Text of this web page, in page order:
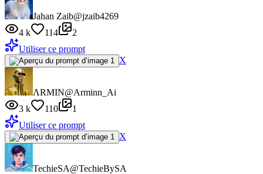
Jahan Zaib@jzaib4269
4 k
114
2
Utiliser ce prompt
X
ΛRMIN@Arminn_Ai
3 k
110
1
Utiliser ce prompt
X
TechieSA@TechieBySA